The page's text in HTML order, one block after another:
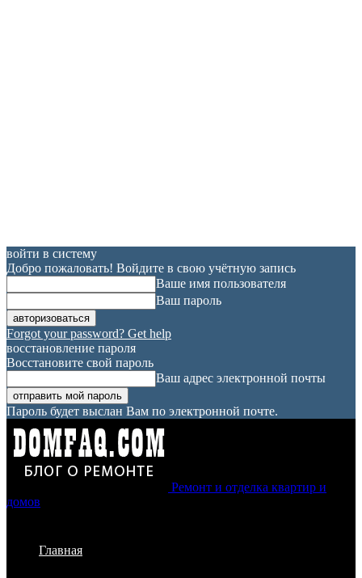
войти в систему
Добро пожаловать! Войдите в свою учётную запись
Ваше имя пользователя
Ваш пароль
Forgot your password? Get help
восстановление пароля
Восстановите свой пароль
Ваш адрес электронной почты
Пароль будет выслан Вам по электронной почте.
Ремонт и отделка квартир и
домов
Главная